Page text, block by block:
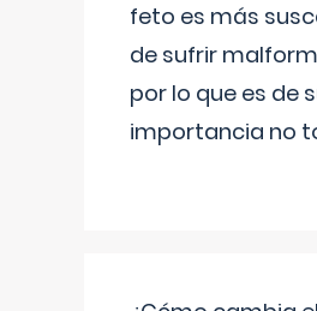
feto es más
de sufrir
por lo que es de
importancia no